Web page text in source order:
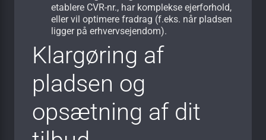
etablere CVR-nr., har komplekse ejerforhold,
eller vil optimere fradrag (f.eks. når pladsen
ligger på erhvervsejendom).
Klargøring af
pladsen og
opsætning af dit